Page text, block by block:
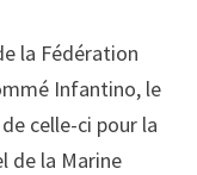
la Fédération
Infantino, le
celle-ci pour la
de la Marine